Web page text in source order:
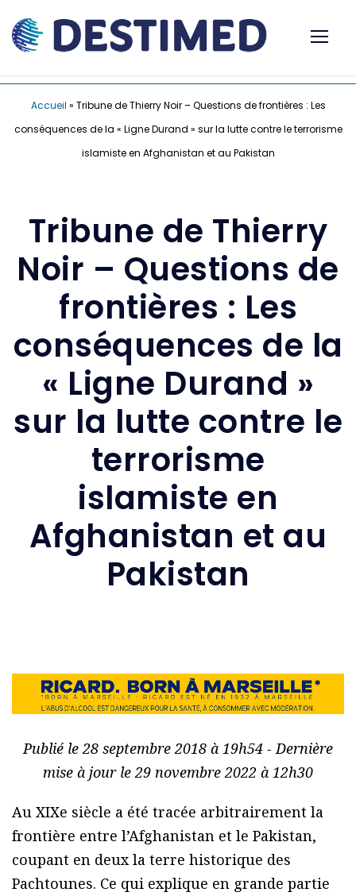
Accueil » Tribune de Thierry Noir – Questions de frontières : Les
conséquences de la « Ligne Durand » sur la lutte contre le terrorisme
islamiste en Afghanistan et au Pakistan
Tribune de Thierry
Noir – Questions de
frontières : Les
conséquences de la
« Ligne Durand »
sur la lutte contre le
terrorisme
islamiste en
Afghanistan et au
Pakistan
Publié le 28 septembre 2018 à 19h54 - Dernière
mise à jour le 29 novembre 2022 à 12h30
Au XIXe siècle a été tracée arbitrairement la
frontière entre l’Afghanistan et le Pakistan,
coupant en deux la terre historique des
Pachtounes. Ce qui explique en grande partie